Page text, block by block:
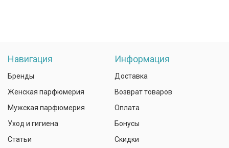
Навигация
Бренды
Женская парфюмерия
Мужская парфюмерия
Уход и гигиена
Статьи
Информация
Доставка
Возврат товаров
Оплата
Бонусы
Скидки